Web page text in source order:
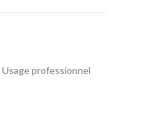
Usage professionnel